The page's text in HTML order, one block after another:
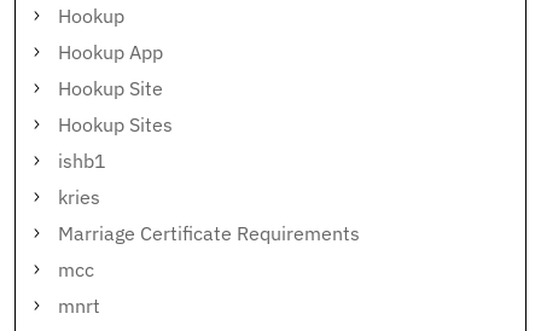
Hookup
Hookup App
Hookup Site
Hookup Sites
ishb1
kries
Marriage Certificate Requirements
mcc
mnrt